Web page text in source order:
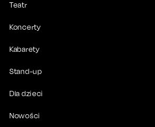
Teatr
Koncerty
Kabarety
Stand-up
Dla dzieci
Nowości